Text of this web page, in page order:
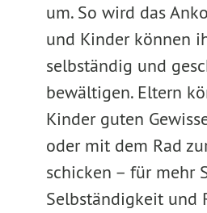
um. So wird das
und Kinder können
selbständig und
bewältigen. Eltern
Kinder guten
oder mit dem Rad
schicken – für mehr
Selbständigkeit und